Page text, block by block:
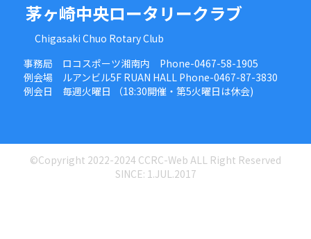
茅ヶ崎中央ロータリークラブ
Chigasaki Chuo Rotary Club
事務局 ロコスポーツ湘南内 Phone-0467-58-1905
例会場 ルアンビル5F RUAN HALL Phone-0467-87-3830
例会日 毎週火曜日 （18:30開催・第5火曜日は休会)
©Copyright 2022-2024 CCRC-Web ALL Right Reserved
SINCE: 1.JUL.2017